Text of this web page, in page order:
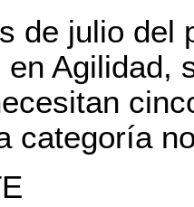
de julio del
Agilidad,
categoría